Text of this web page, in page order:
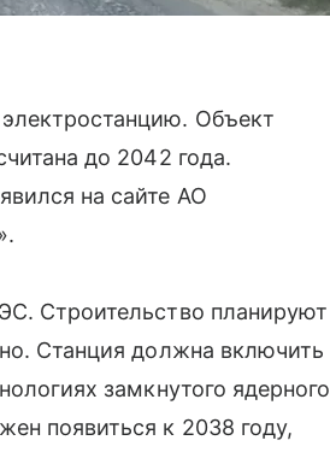
Объект
до 2042 года.
на сайте АО
Строительство планируют
Станция должна включить
замкнутого ядерного
появиться к 2038 году,